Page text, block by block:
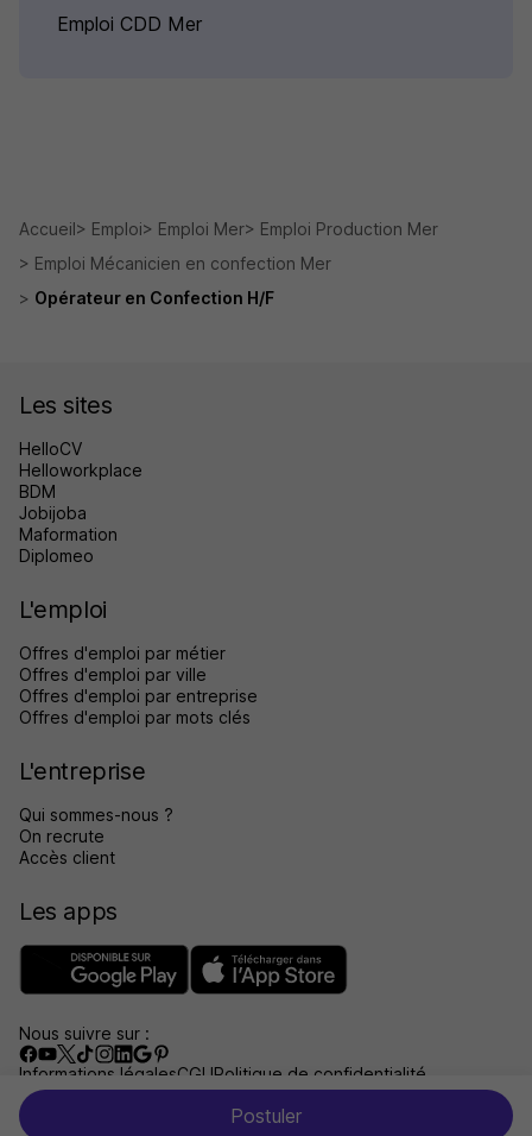
Postuler
Emploi CDD Mer
Accueil Emploi Emploi Mer
Emploi Production Mer
Emploi Mécanicien en confection Mer
Opérateur en Confection H/F
Les sites
HelloCV
Helloworkplace
BDM
Jobijoba
Maformation
Diplomeo
L'emploi
Offres d'emploi par métier
Offres d'emploi par ville
Offres d'emploi par entreprise
Offres d'emploi par mots clés
L'entreprise
Qui sommes-nous ?
On recrute
Accès client
Les apps
Nous suivre sur :
Informations légalesCGUPolitique de confidentialité
Gérer les traceursAccessibilité : non conforme
Aide et contact